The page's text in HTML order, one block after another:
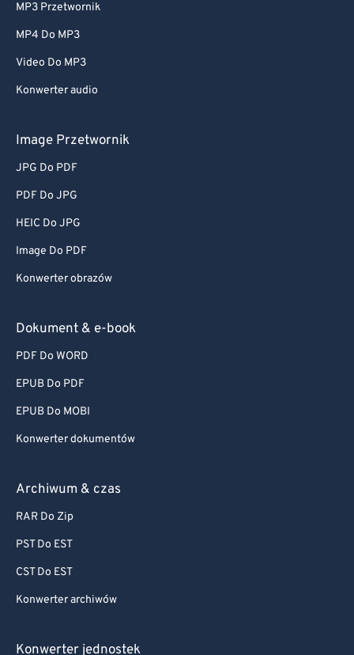
MP3 Przetwornik
MP4 Do MP3
Video Do MP3
Konwerter audio
Image Przetwornik
JPG Do PDF
PDF Do JPG
HEIC Do JPG
Image Do PDF
Konwerter obrazów
Dokument & e-book
PDF Do WORD
EPUB Do PDF
EPUB Do MOBI
Konwerter dokumentów
Archiwum & czas
RAR Do Zip
PST Do EST
CST Do EST
Konwerter archiwów
Konwerter jednostek